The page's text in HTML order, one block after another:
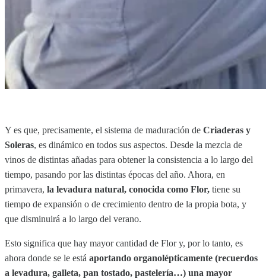
Y es que, precisamente, el sistema de maduración de Criaderas y
Soleras, es dinámico en todos sus aspectos. Desde la mezcla de
vinos de distintas añadas para obtener la consistencia a lo largo del
tiempo, pasando por las distintas épocas del año. Ahora, en
primavera, la levadura natural, conocida como Flor, tiene su
tiempo de expansión o de crecimiento dentro de la propia bota, y
que disminuirá a lo largo del verano.
Esto significa que hay mayor cantidad de Flor y, por lo tanto, es
ahora donde se le está aportando organolépticamente (recuerdos
a levadura, galleta, pan tostado, pastelería…) una mayor